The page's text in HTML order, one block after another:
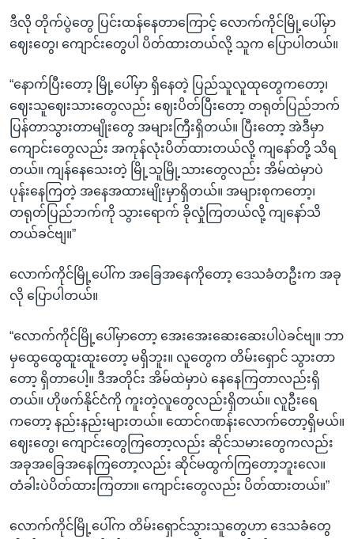
ဒီလို တိုက်ပွဲတွေ ပြင်းထန်နေတာကြောင့် လောက်ကိုင်မြို့ပေါ်မှာ
ဈေးတွေ၊ ကျောင်းတွေပါ ပိတ်ထားတယ်လို့ သူက ပြောပါတယ်။
“နောက်ပြီးတော့ မြို့ပေါ်မှာ ရှိနေတဲ့ ပြည်သူလူထုတွေကတော့၊
ဈေးသူဈေးသားတွေလည်း ဈေးပိတ်ပြီးတော့ တရုတ်ပြည်ဘက်
ပြန်တာသွားတာမျိုးတွေ အများကြီးရှိတယ်။ ပြီးတော့ အဲဒီမှာ
ကျောင်းတွေလည်း အကုန်လုံးပိတ်ထားတယ်လို့ ကျနော်တို့ သိရ
တယ်။ ကျန်နေသေးတဲ့ မြို့သူမြို့သားတွေလည်း အိမ်ထဲမှာပဲ
ပုန်းနေကြတဲ့ အနေအထားမျိုးမှာရှိတယ်။ အများစုကတော့၊
တရုတ်ပြည်ဘက်ကို သွားရောက် ခိုလှုံကြတယ်လို့ ကျနော်သိ
တယ်ခင်ဗျ။”
လောက်ကိုင်မြို့ပေါ်က အခြေအနေကိုတော့ ဒေသခံတဦးက အခု
လို ပြောပါတယ်။
“လောက်ကိုင်မြို့ပေါ်မှာတော့ အေးအေးဆေးဆေးပါပဲခင်ဗျ။ ဘာ
မှထွေထွေထူးထူးတော့ မရှိဘူး။ လူတွေက တိမ်းရှောင် သွားတာ
တော့ ရှိတာပေါ့။ ဒီအတိုင်း အိမ်ထဲမှာပဲ နေနေကြတာလည်းရှိ
တယ်။ ဟိုဖက်နိုင်ငံကို ကူးတဲ့လူတွေလည်းရှိတယ်။ လူဦးရေ
ကတော့ နည်းနည်းများတယ်။ ထောင်ဂဏန်းလောက်တော့ရှိမယ်။
ဈေးတွေ၊ ကျောင်းတွေကြတော့လည်း ဆိုင်သမားတွေကလည်း
အခုအခြေအနေကြတော့လည်း ဆိုင်မထွက်ကြတော့ဘူးလေ။
တံခါးပဲပိတ်ထားကြတာ။ ကျောင်းတွေလည်း ပိတ်ထားတယ်။”
လောက်ကိုင်မြို့ပေါ်က တိမ်းရှောင်သွားသူတွေဟာ ဒေသခံတွေ